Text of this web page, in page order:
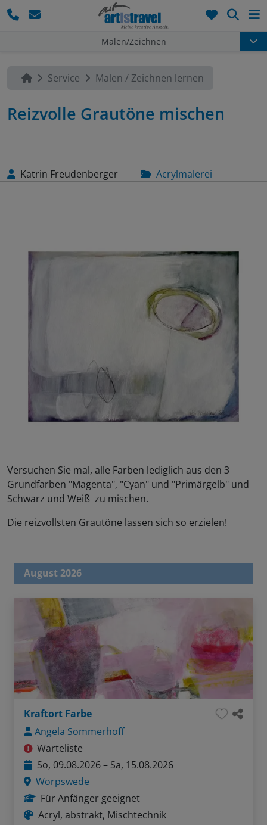
Malen/Zeichnen
Service Malen / Zeichnen lernen
Reizvolle Grautöne mischen
Katrin Freudenberger Acrylmalerei
Versuchen Sie mal, alle Farben lediglich aus den 3
Grundfarben "Magenta", "Cyan" und "Primärgelb" und
Schwarz und Weiß zu mischen.
Die reizvollsten Grautöne lassen sich so erzielen!
August 2026
Kraftort Farbe
Angela Sommerhoff
Warteliste
So, 09.08.2026 – Sa, 15.08.2026
Worpswede
Für Anfänger geeignet
Acryl, abstrakt, Mischtechnik